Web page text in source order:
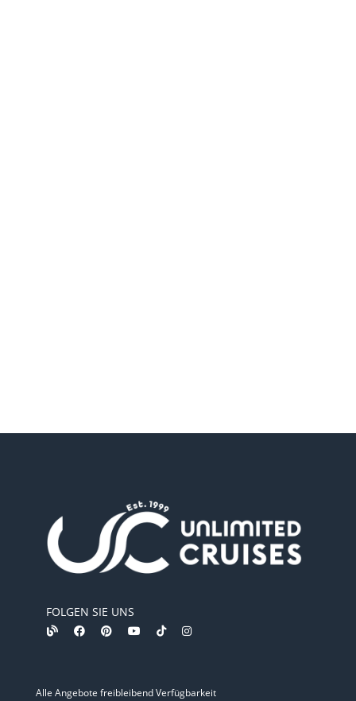
FOLGEN SIE UNS
Alle Angebote freibleibend Verfügbarkeit